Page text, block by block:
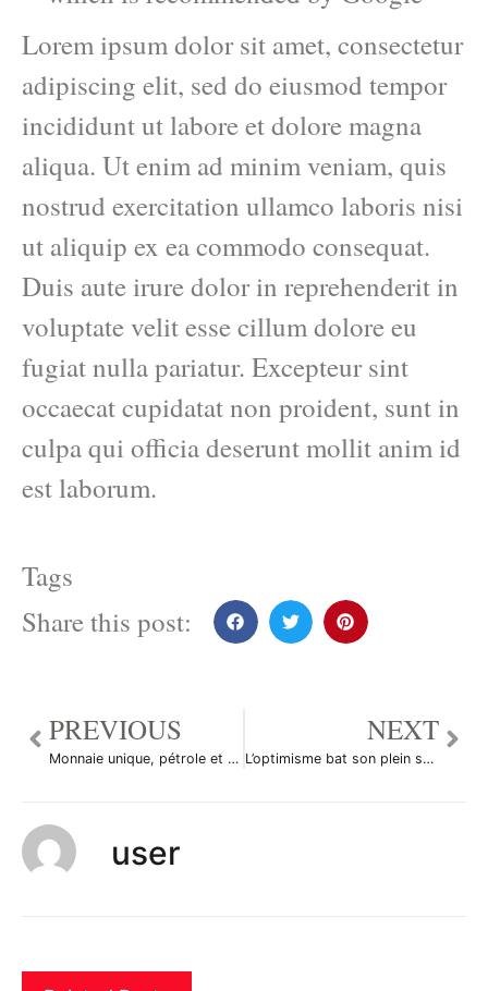
Lorem ipsum dolor sit amet, consectetur
adipiscing elit, sed do eiusmod tempor
incididunt ut labore et dolore magna
aliqua. Ut enim ad minim veniam, quis
nostrud exercitation ullamco laboris nisi
ut aliquip ex ea commodo consequat.
Duis aute irure dolor in reprehenderit in
voluptate velit esse cillum dolore eu
fugiat nulla pariatur. Excepteur sint
occaecat cupidatat non proident, sunt in
culpa qui officia deserunt mollit anim id
est laborum.
Tags
Share this post:
PREVIOUS
Monnaie unique, pétrole et CAC 40 à la fête
NEXT
L’optimisme bat son plein sur le forex
user